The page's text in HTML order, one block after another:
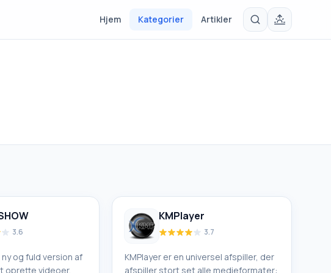
Hjem Kategorier Artikler
3.6
ny og fuld version af
oprette videoer,
KMPlayer
3.7
KMPlayer er en universel afspiller, der
afspiller stort set alle medieformater: